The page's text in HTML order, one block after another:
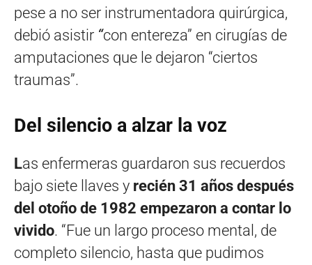
pese a no ser instrumentadora quirúrgica,
debió asistir “con entereza” en cirugías de
amputaciones que le dejaron “ciertos
traumas”.
Del silencio a alzar la voz
Las enfermeras guardaron sus recuerdos
bajo siete llaves y recién 31 años después
del otoño de 1982 empezaron a contar lo
vivido. “Fue un largo proceso mental, de
completo silencio, hasta que pudimos